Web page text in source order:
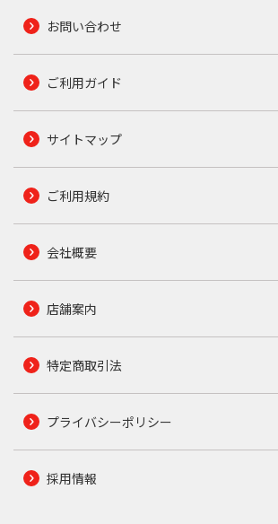
お問い合わせ
ご利用ガイド
サイトマップ
ご利用規約
会社概要
店舗案内
特定商取引法
プライバシーポリシー
採用情報